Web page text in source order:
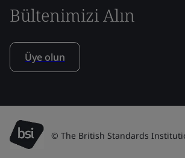
Bültenimizi Alın
Üye olun
© The British Standards